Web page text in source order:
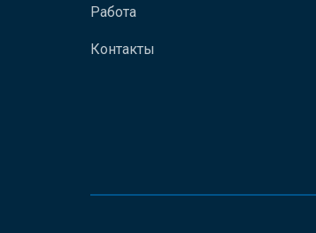
Работа
Контакты